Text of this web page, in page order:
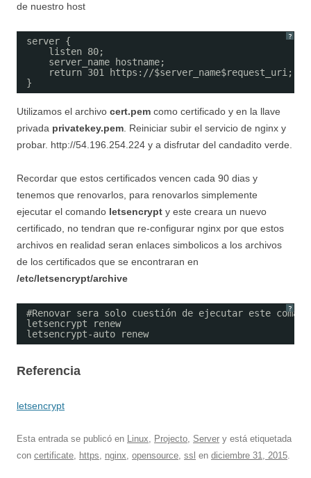
de nuestro host
?
server {
listen 80;
server_name hostname;
return 301 https://$server_name$request_uri;
}
Utilizamos el archivo cert.pem como certificado y en la llave
privada privatekey.pem . Reiniciar subir el servicio de nginx y
probar. http://54.196.254.224 y a disfrutar del candadito verde.
Recordar que estos certificados vencen cada 90 dias y
tenemos que renovarlos, para renovarlos simplemente
ejecutar el comando letsencrypt y este creara un nuevo
certificado, no tendran que re-configurar nginx por que estos
archivos en realidad seran enlaces simbolicos a los archivos
de los certificados que se encontraran en
/etc/letsencrypt/archive
?
#Renovar sera solo cuestión de ejecutar este
letsencrypt renew
letsencrypt-auto renew
Referencia
letsencrypt
Esta entrada se publicó en Linux, Projecto, Server y está etiquetada
con certificate, https, nginx, opensource, ssl en diciembre 31, 2015.